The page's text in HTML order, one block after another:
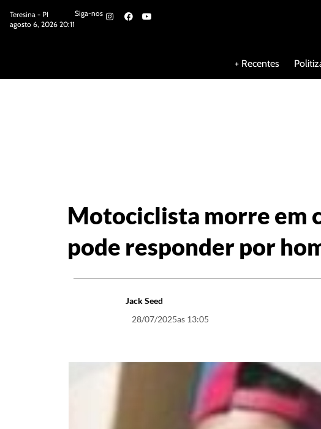
Teresina - PI
agosto 6, 2026 20:11
Siga-nos
+ Recentes
Motociclista morre em
pode responder por
Jack Seed
28/07/2025as 13:05